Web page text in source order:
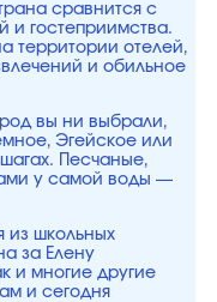
сравнится с
и гостеприимства.
территории отелей,
и обильное
вы ни выбрали,
Эгейское или
Песчаные,
у самой воды —
из школьных
за Елену
и многие другие
и сегодня